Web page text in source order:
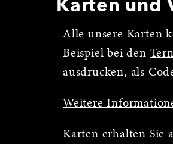
Karten und
Alle unsere Karten
Beispiel bei den
ausdrucken, als
Weitere
Karten erhalten Sie